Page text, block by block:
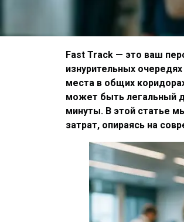
Fast Track — это ваш
изнурительных
места в общих
может быть легальный
минуты. В этой статье
затрат, опираясь на